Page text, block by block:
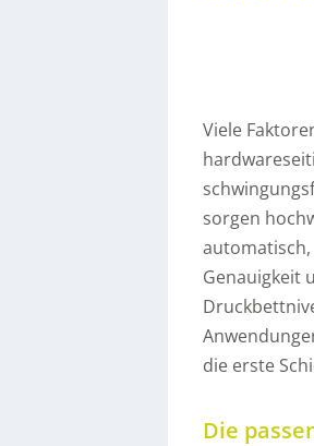
Viele
sorgen
Genauigkeit
die erste
Die